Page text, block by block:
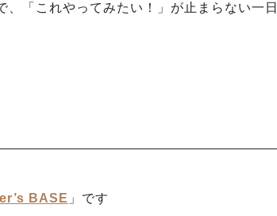
「これやってみたい！」が止まらない一日
BASE 」です